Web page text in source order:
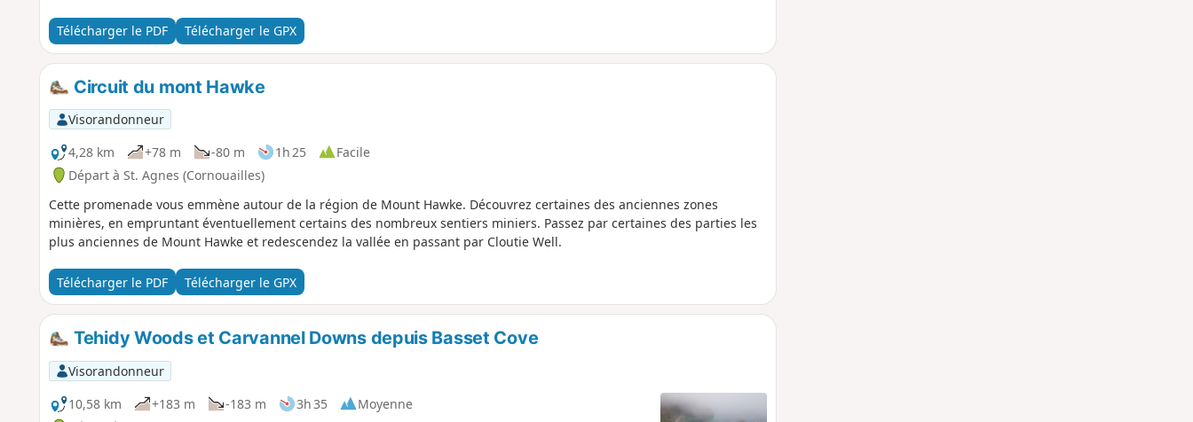
Télécharger le PDF Télécharger le GPX
Circuit du mont Hawke
Visorandonneur
4,28 km
+78 m -80 m 1h 25
Facile
Départ à St. Agnes (Cornouailles)
Cette promenade vous emmène autour de la région de Mount Hawke. Découvrez certaines des anciennes zones
minières, en empruntant éventuellement certains des nombreux sentiers miniers. Passez par certaines des parties les
plus anciennes de Mount Hawke et redescendez la vallée en passant par Cloutie Well.
Télécharger le PDF Télécharger le GPX
Tehidy Woods et Carvannel Downs depuis Basset Cove
Visorandonneur
10,58 km
+183 m -183 m 3h 35
Moyenne